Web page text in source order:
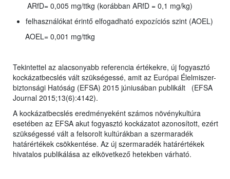
ARfD= 0,005 mg/ttkg (korábban ARfD = 0,1 mg/kg)
felhasználókat érintő elfogadható expozíciós szint (AOEL)
AOEL= 0,001 mg/ttkg
Tekintettel az alacsonyabb referencia értékekre, új fogyasztó
kockázatbecslés vált szükségessé, amit az Európai Élelmiszer-
biztonsági Hatóság (EFSA) 2015 júniusában publikált (EFSA
Journal 2015;13(6):4142).
A kockázatbecslés eredményeként számos növénykultúra
esetében az EFSA akut fogyasztó kockázatot azonosított, ezért
szükségessé vált a felsorolt kultúrákban a szermaradék
határértékek csökkentése. Az új szermaradék határértékek
hivatalos publikálása az elkövetkező hetekben várható.